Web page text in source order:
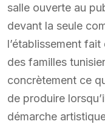
salle ouverte au
devant la seule
l’établissement
des familles
concrètement ce
de produire
démarche